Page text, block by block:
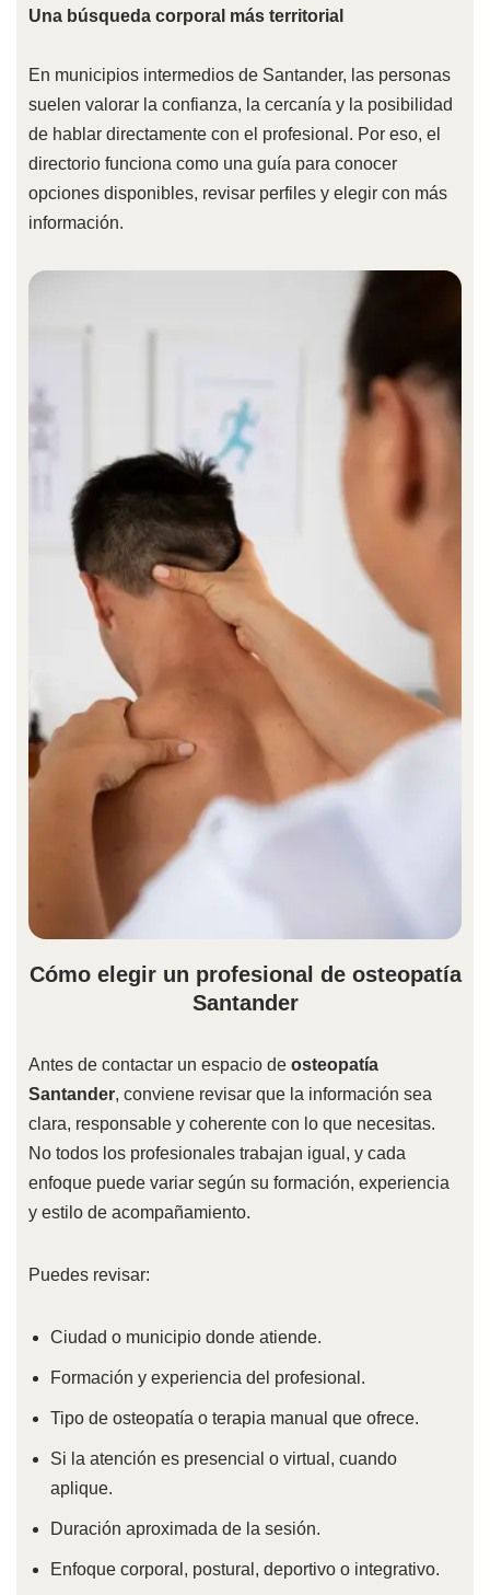
Una búsqueda corporal más territorial
En municipios intermedios de Santander, las personas
suelen valorar la confianza, la cercanía y la posibilidad
de hablar directamente con el profesional. Por eso, el
directorio funciona como una guía para conocer
opciones disponibles, revisar perfiles y elegir con más
información.
Cómo elegir un profesional de osteopatía
Santander
Antes de contactar un espacio de osteopatía
Santander, conviene revisar que la información sea
clara, responsable y coherente con lo que necesitas.
No todos los profesionales trabajan igual, y cada
enfoque puede variar según su formación, experiencia
y estilo de acompañamiento.
Puedes revisar:
Ciudad o municipio donde atiende.
Formación y experiencia del profesional.
Tipo de osteopatía o terapia manual que ofrece.
Si la atención es presencial o virtual, cuando
aplique.
Duración aproximada de la sesión.
Enfoque corporal, postural, deportivo o integrativo.